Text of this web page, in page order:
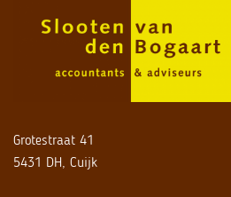
Grotestraat 41
5431 DH, Cuijk